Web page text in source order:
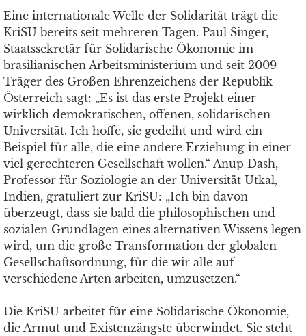
Eine internationale Welle der Solidarität trägt die
KriSU bereits seit mehreren Tagen. Paul Singer,
Staatssekretär für Solidarische Ökonomie im
brasilianischen Arbeitsministerium und seit 2009
Träger des Großen Ehrenzeichens der Republik
Österreich sagt: „Es ist das erste Projekt einer
wirklich demokratischen, offenen, solidarischen
Universität. Ich hoffe, sie gedeiht und wird ein
Beispiel für alle, die eine andere Erziehung in einer
viel gerechteren Gesellschaft wollen.“ Anup Dash,
Professor für Soziologie an der Universität Utkal,
Indien, gratuliert zur KriSU: „Ich bin davon
überzeugt, dass sie bald die philosophischen und
sozialen Grundlagen eines alternativen Wissens legen
wird, um die große Transformation der globalen
Gesellschaftsordnung, für die wir alle auf
verschiedene Arten arbeiten, umzusetzen.“
Die KriSU arbeitet für eine Solidarische Ökonomie,
die Armut und Existenzängste überwindet. Sie steht